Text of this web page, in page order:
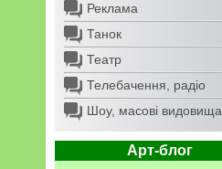
Реклама
Танок
Театр
Телебачення, радіо
Шоу, масові видовища
Арт-блог